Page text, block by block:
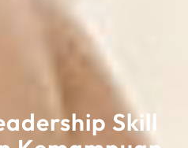
Skill